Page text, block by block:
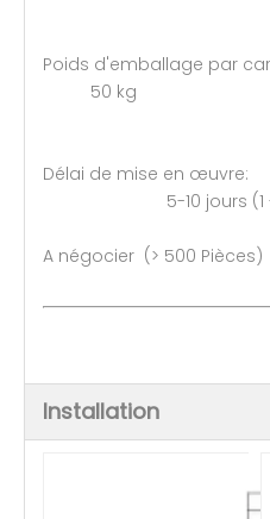
Poids
50 kg
Délai de
5-10 jours (1 -
A négocier (> 500 Pièces)
Installation